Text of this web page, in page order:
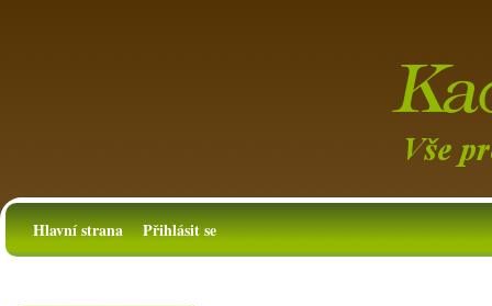
Hlavní strana Přihlásit se